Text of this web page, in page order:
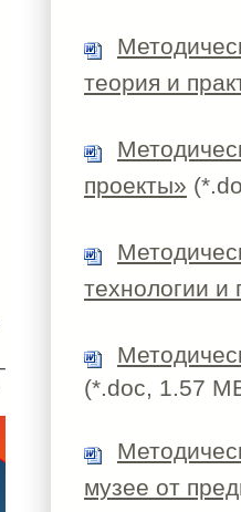
теория и
проекты»
технологии и
(*.doc, 1.57
музее от